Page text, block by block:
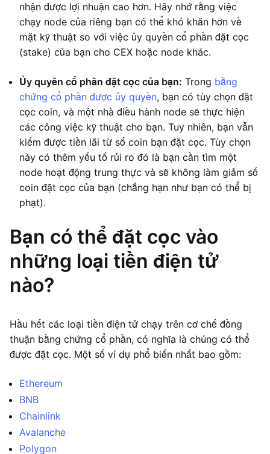
nhận được lợi nhuận cao hơn. Hãy nhớ rằng việc
chạy node của riêng bạn có thể khó khăn hơn về
mặt kỹ thuật so với việc ủy quyền cổ phần đặt cọc
(stake) của bạn cho CEX hoặc node khác.
Ủy quyền cổ phần đặt cọc của bạn: Trong bằng
chứng cổ phần được ủy quyền, bạn có tùy chọn đặt
cọc coin, và một nhà điều hành node sẽ thực hiện
các công việc kỹ thuật cho bạn. Tuy nhiên, bạn vẫn
kiếm được tiền lãi từ số coin bạn đặt cọc. Tùy chọn
này có thêm yếu tố rủi ro đó là bạn cần tìm một
node hoạt động trung thực và sẽ không làm giảm số
coin đặt cọc của bạn (chẳng hạn như bạn có thể bị
phạt).
Bạn có thể đặt cọc vào
những loại tiền điện tử
nào?
Hầu hết các loại tiền điện tử chạy trên cơ chế đồng
thuận bằng chứng cổ phần, có nghĩa là chúng có thể
được đặt cọc. Một số ví dụ phổ biến nhất bao gồm:
Ethereum
BNB
Chainlink
Avalanche
Polygon